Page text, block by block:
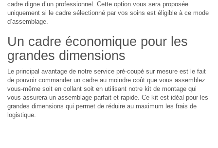
cadre digne d’un professionnel. Cette option vous sera proposée
uniquement si le cadre sélectionné par vos soins est éligible à ce mode
d’assemblage.
Un cadre économique pour les
grandes dimensions
Le principal avantage de notre service pré-coupé sur mesure est le fait
de pouvoir commander un cadre au moindre coût que vous assemblez
vous-même soit en collant soit en utilisant notre kit de montage qui
vous assurera un assemblage parfait et rapide. Ce kit est idéal pour les
grandes dimensions qui permet de réduire au maximum les frais de
logistique.